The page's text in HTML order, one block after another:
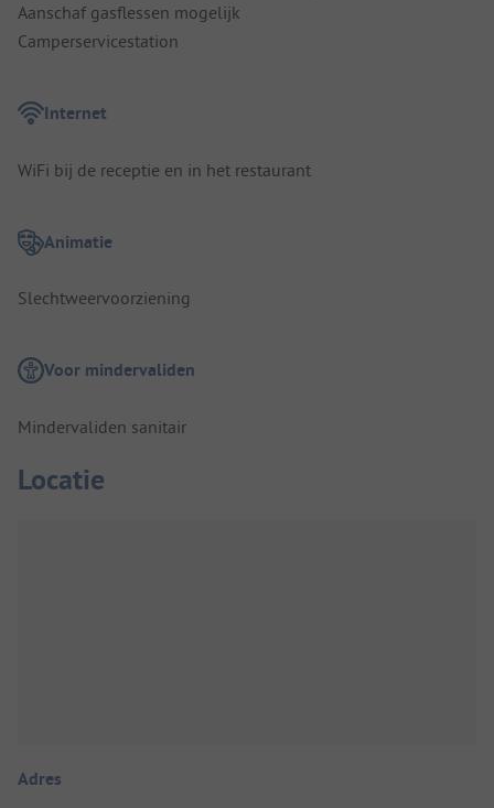
Aanschaf gasflessen mogelijk
Camperservicestation
Internet
WiFi bij de receptie en in het restaurant
Animatie
Slechtweervoorziening
Voor mindervaliden
Mindervaliden sanitair
Locatie
Adres